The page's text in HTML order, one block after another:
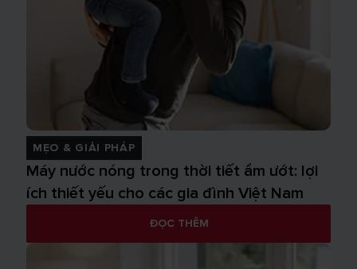
MẸO & GIẢI PHÁP
Máy nước nóng trong thời tiết ẩm ướt: lợi
ích thiết yếu cho các gia đình Việt Nam
ĐỌC THÊM